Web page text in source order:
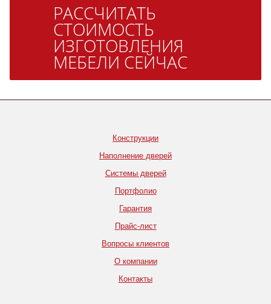
РАССЧИТАТЬ
СТОИМОСТЬ
ИЗГОТОВЛЕНИЯ
МЕБЕЛИ СЕЙЧАС
Конструкции
Наполнение дверей
Системы дверей
Портфолио
Гарантия
Прайс-лист
Вопросы клиентов
О компании
Контакты